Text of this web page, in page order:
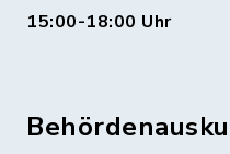
15:00-18:00 Uhr